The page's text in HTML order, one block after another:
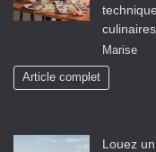
culinaires
Marise
Article complet
Louez un